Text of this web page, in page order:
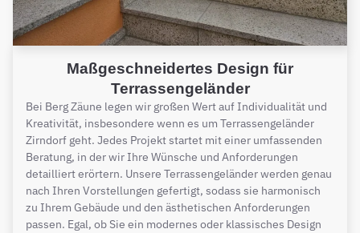
Maßgeschneidertes Design für
Terrassengeländer
Bei Berg Zäune legen wir großen Wert auf Individualität und
Kreativität, insbesondere wenn es um Terrassengeländer
Zirndorf geht. Jedes Projekt startet mit einer umfassenden
Beratung, in der wir Ihre Wünsche und Anforderungen
detailliert erörtern. Unsere Terrassengeländer werden genau
nach Ihren Vorstellungen gefertigt, sodass sie harmonisch
zu Ihrem Gebäude und den ästhetischen Anforderungen
passen. Egal, ob Sie ein modernes oder klassisches Design